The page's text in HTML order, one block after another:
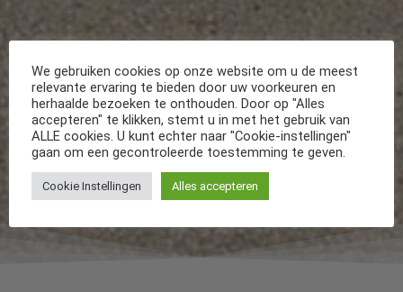
We gebruiken cookies op onze website om u de meest
relevante ervaring te bieden door uw voorkeuren en
herhaalde bezoeken te onthouden. Door op "Alles
accepteren" te klikken, stemt u in met het gebruik van
ALLE cookies. U kunt echter naar "Cookie-instellingen"
gaan om een gecontroleerde toestemming te geven.
Cookie Instellingen Alles accepteren